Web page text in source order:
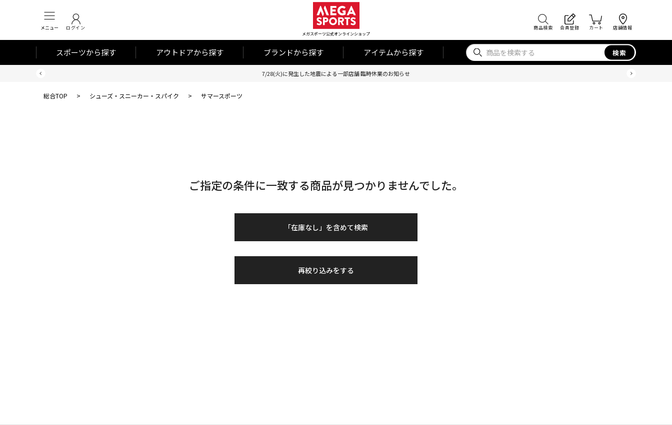
メニュー ログイン
メガスポーツ公式オンラインショップ
商品検索 会員登録 カート 店舗情報
スポーツから探す アウトドアから探す ブランドから探す アイテムから探す 検索
7/28(火)に発生した地震による一部店舗 臨時休業のお知らせ
総合TOP > シューズ・スニーカー・スパイク > サマースポーツ
ご指定の条件に一致する商品が見つかりませんでした。
「在庫なし」を含めて検索
再絞り込みをする